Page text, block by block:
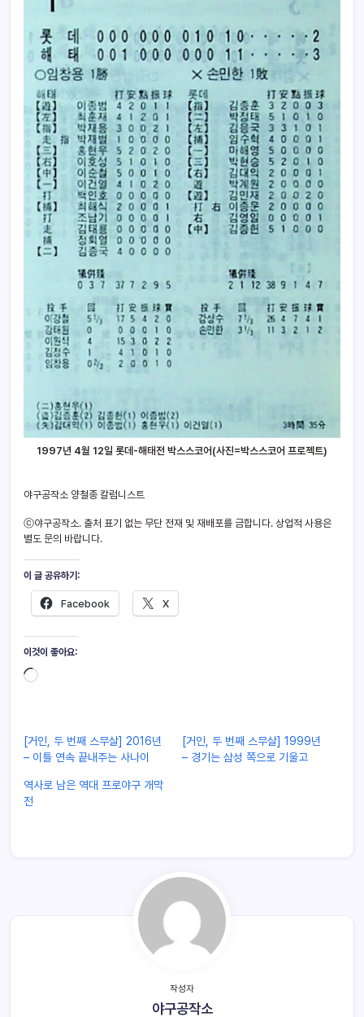
1997년 4월 12일 롯데-해태전 박스스코어(사진=박스스코어 프로젝트)
야구공작소 양철종 칼럼니스트
ⓒ야구공작소. 출처 표기 없는 무단 전재 및 재배포를 금합니다. 상업적 사용은
별도 문의 바랍니다.
이 글 공유하기:
Facebook X
이것이 좋아요:
[거인, 두 번째 스무살] 2016년
– 이틀 연속 끝내주는 사나이
[거인, 두 번째 스무살] 1999년
– 경기는 삼성 쪽으로 기울고
역사로 남은 역대 프로야구 개막
전
작성자
야구공작소